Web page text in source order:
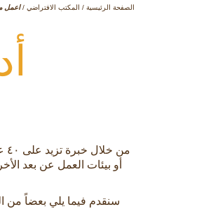
الصفحة الرئيسية / المكتب الافتراضي / اعمل
أو بيئات العمل عن بعد
سنقدم فيما يلي بعضاً من